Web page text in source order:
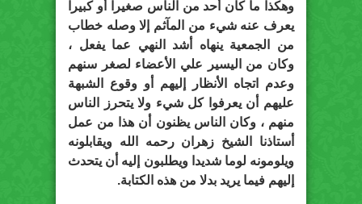
وهكذا ما كان أحد من الناس صغيرا أو كبيرا
يعرف عنه شيء من المآثم إلا وصله خطاب
من الجمعية ينهاه أشد النهي عما يفعل ،
وكان من اليسير علي الأعضاء لصغر سنهم
وعدم اتجاه الأنظار إليهم أو وقوع الشبهة
عليهم أن يعرفوا كل شيء ولا يتحرز الناس
منهم ، وكان الناس يظنون أن هذا من عمل
أستاذنا الشيخ زهران رحمه الله ويقابلونه
ويلومونه لوما شديدا ويطلبون إليه أن يتحدث
إليهم فيما يريد بدلا من هذه الكتابة.